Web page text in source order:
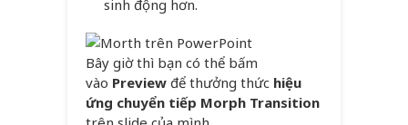
sinh động hơn.
Bây giờ thì bạn có thể bấm
vào Preview để thưởng thức hiệu
ứng chuyển tiếp Morph Transition